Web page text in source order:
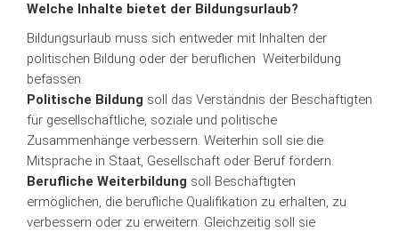
Welche Inhalte bietet der Bildungsurlaub?
Bildungsurlaub muss sich entweder mit Inhalten der
politischen Bildung oder der beruflichen Weiterbildung
befassen.
Politische Bildung soll das Verständnis der Beschäftigten
für gesellschaftliche, soziale und politische
Zusammenhänge verbessern. Weiterhin soll sie die
Mitsprache in Staat, Gesellschaft oder Beruf fördern.
Berufliche Weiterbildung soll Beschäftigten
ermöglichen, die berufliche Qualifikation zu erhalten, zu
verbessern oder zu erweitern. Gleichzeitig soll sie